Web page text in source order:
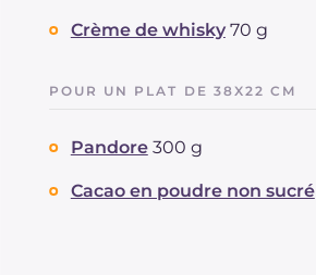
Crème de whisky 70 g
POUR UN PLAT DE 38X22 CM
Pandore 300 g
Cacao en poudre non sucré